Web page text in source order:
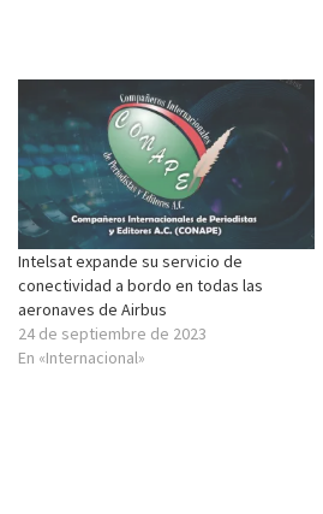
Intelsat expande su servicio de
conectividad a bordo en todas las
aeronaves de Airbus
24 de septiembre de 2023
En «Internacional»